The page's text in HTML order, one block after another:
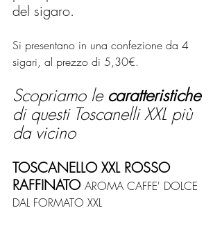
del sigaro.
Si presentano in una confezione da 4
sigari, al prezzo di 5,30€.
Scopriamo le caratteristiche
di questi Toscanelli XXL più
da vicino
TOSCANELLO XXL ROSSO
RAFFINATO AROMA CAFFE' DOLCE
DAL FORMATO XXL